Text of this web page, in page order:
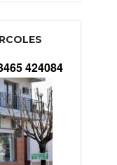
424084